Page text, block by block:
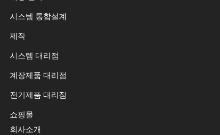
시스템 통합설계
제작
시스템 대리점
계장제품 대리점
전기제품 대리점
쇼핑몰
회사소개